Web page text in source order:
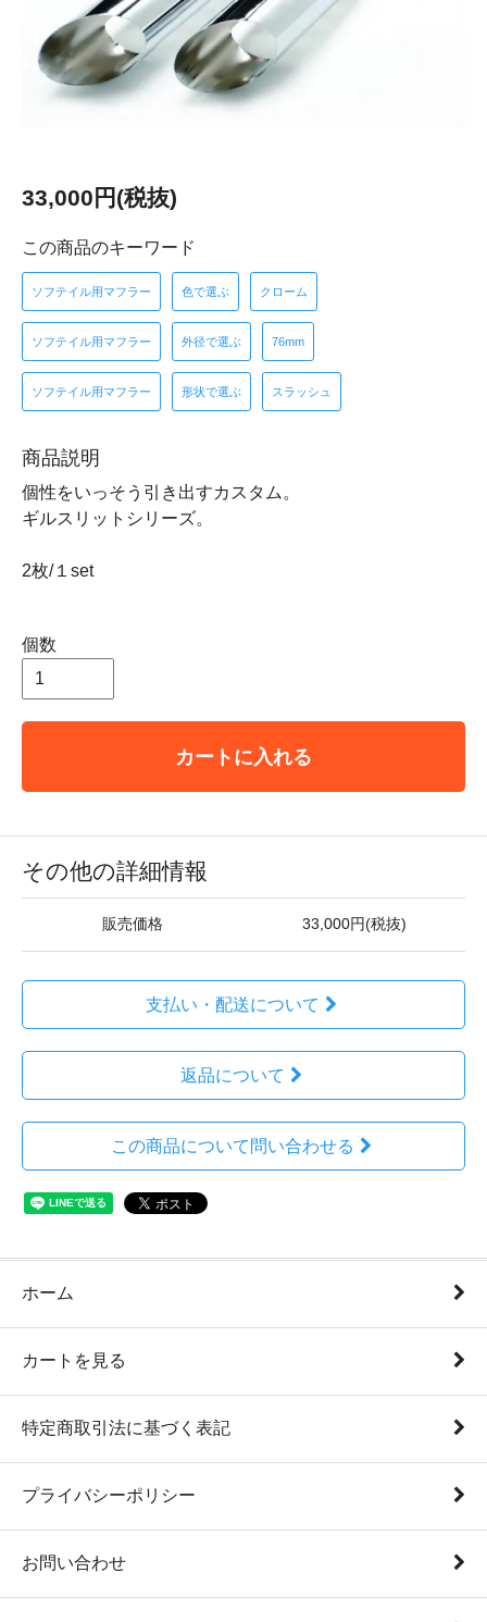
33,000円(税抜)
この商品のキーワード
ソフテイル用マフラー 色で選ぶ クローム
ソフテイル用マフラー 外径で選ぶ 76mm
ソフテイル用マフラー 形状で選ぶ スラッシュ
商品説明
個性をいっそう引き出すカスタム。
ギルスリットシリーズ。
2枚/１set
個数
カートに入れる
その他の詳細情報
販売価格 33,000円(税抜)
支払い・配送について
返品について
この商品について問い合わせる
ホーム
カートを見る
特定商取引法に基づく表記
プライバシーポリシー
お問い合わせ